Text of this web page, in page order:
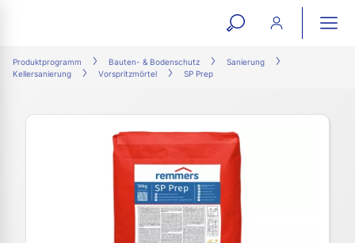
open
search
Produktprogramm Bauten- & Bodenschutz
Sanierung
Kellersanierung
Vorspritzmörtel SP Prep